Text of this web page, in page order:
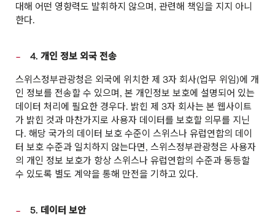
대해 어떤 영향력도 발휘하지 않으며, 관련해 책임을 지지 아니
한다.
4. 개인 정보 외국 전송
스위스정부관광청은 외국에 위치한 제 3자 회사(업무 위임)에 개
인 정보를 전송할 수 있으며, 본 개인정보 보호에 설명되어 있는
데이터 처리에 필요한 경우다. 밝힌 제 3자 회사는 본 웹사이트
가 밝힌 것과 마찬가지로 사용자 데이터를 보호할 의무를 지닌
다. 해당 국가의 데이터 보호 수준이 스위스나 유럽연합의 데이
터 보호 수준과 일치하지 않는다면, 스위스정부관광청은 사용자
의 개인 정보 보호가 항상 스위스나 유럽연합의 수준과 동등할
수 있도록 별도 계약을 통해 만전을 기하고 있다.
5. 데이터 보안